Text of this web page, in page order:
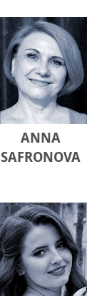
ANNA
SAFRONOVA